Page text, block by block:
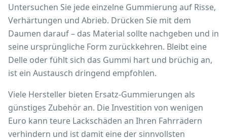
Untersuchen Sie jede einzelne Gummierung auf Risse,
Verhärtungen und Abrieb. Drücken Sie mit dem
Daumen darauf – das Material sollte nachgeben und in
seine ursprüngliche Form zurückkehren. Bleibt eine
Delle oder fühlt sich das Gummi hart und brüchig an,
ist ein Austausch dringend empfohlen.
Viele Hersteller bieten Ersatz-Gummierungen als
günstiges Zubehör an. Die Investition von wenigen
Euro kann teure Lackschäden an Ihren Fahrrädern
verhindern und ist damit eine der sinnvollsten